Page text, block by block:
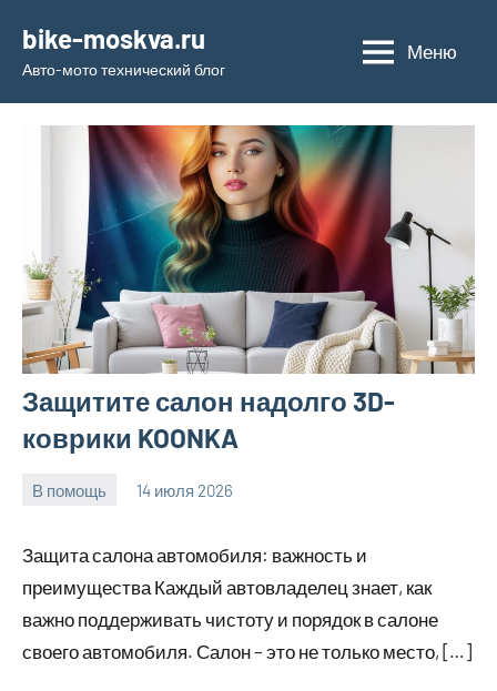
содержимому
bike-moskva.ru
Авто-мото технический блог
Меню
Защитите салон надолго 3D-
коврики KOONKA
В помощь 14 июля 2026
Защита салона автомобиля: важность и
преимущества Каждый автовладелец знает, как
важно поддерживать чистоту и порядок в салоне
своего автомобиля. Салон – это не только место, […]